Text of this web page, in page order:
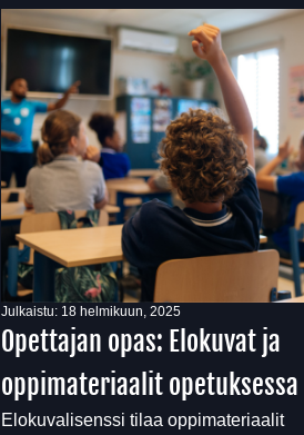
Julkaistu: 18 helmikuun, 2025
Opettajan opas: Elokuvat ja
oppimateriaalit opetuksessa
Elokuvalisenssi tilaa oppimateriaalit